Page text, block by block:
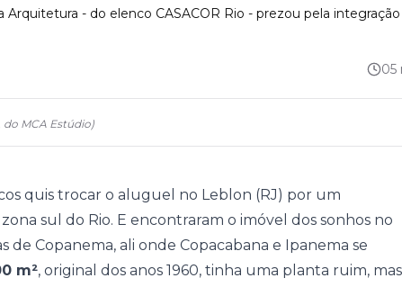
- do elenco CASACOR Rio - prezou pela
05
MCA Estúdio)
quis trocar o aluguel no Leblon (RJ) por um
sul do Rio. E encontraram o imóvel dos sonhos no
de Copanema, ali onde Copacabana e Ipanema se
m², original dos anos 1960, tinha uma planta ruim, mas